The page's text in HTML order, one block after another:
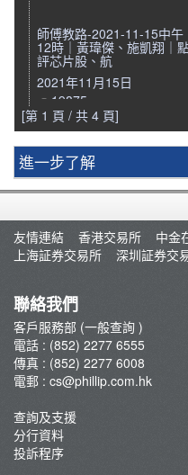
師傅教路-2021-11-15中午
12時｜黃瑋傑、施凱翔｜
評芯片股、航
2021年11月15日
19875
[第 1 頁 / 共 4 頁]
進一步了解
輝立簡介
分行資料
招聘人才
輝立保險/股票/期貨100%回佣
新聞稿
友情連結
香港交易所 中金
上海証券交易所
深圳証券交
聯絡我們
客戶服務部 (一般查詢 )
電話 : (852) 2277 6555
傳真 : (852) 2277 6008
電郵 : cs@phillip.com.hk
查詢及支援
分行資料
投訴程序